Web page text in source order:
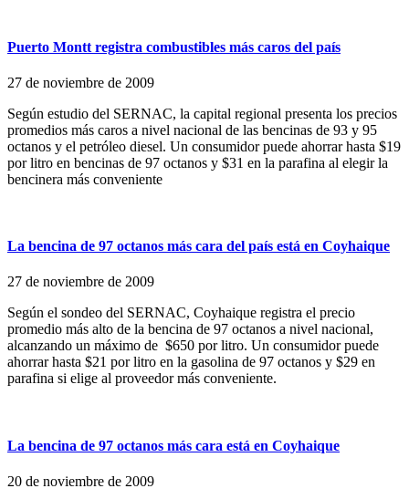
Puerto Montt registra combustibles más caros del país
27 de noviembre de 2009
Según estudio del SERNAC, la capital regional presenta los precios
promedios más caros a nivel nacional de las bencinas de 93 y 95
octanos y el petróleo diesel. Un consumidor puede ahorrar hasta $19
por litro en bencinas de 97 octanos y $31 en la parafina al elegir la
bencinera más conveniente
La bencina de 97 octanos más cara del país está en Coyhaique
27 de noviembre de 2009
Según el sondeo del SERNAC, Coyhaique registra el precio
promedio más alto de la bencina de 97 octanos a nivel nacional,
alcanzando un máximo de $650 por litro. Un consumidor puede
ahorrar hasta $21 por litro en la gasolina de 97 octanos y $29 en
parafina si elige al proveedor más conveniente.
La bencina de 97 octanos más cara está en Coyhaique
20 de noviembre de 2009